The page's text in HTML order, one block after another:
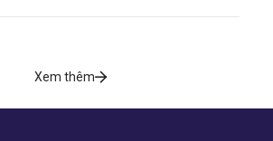
Xem thêm